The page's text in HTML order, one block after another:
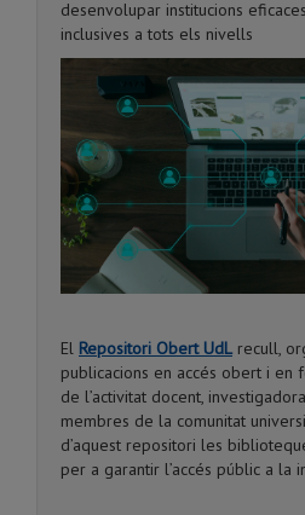
desenvolupar institucions
inclusives a tots els nivells
El Repositori Obert UdL recull,
publicacions en accés obert i en
de l’activitat docent,
membres de la comunitat
d’aquest repositori les
per a garantir l’accés públic a la